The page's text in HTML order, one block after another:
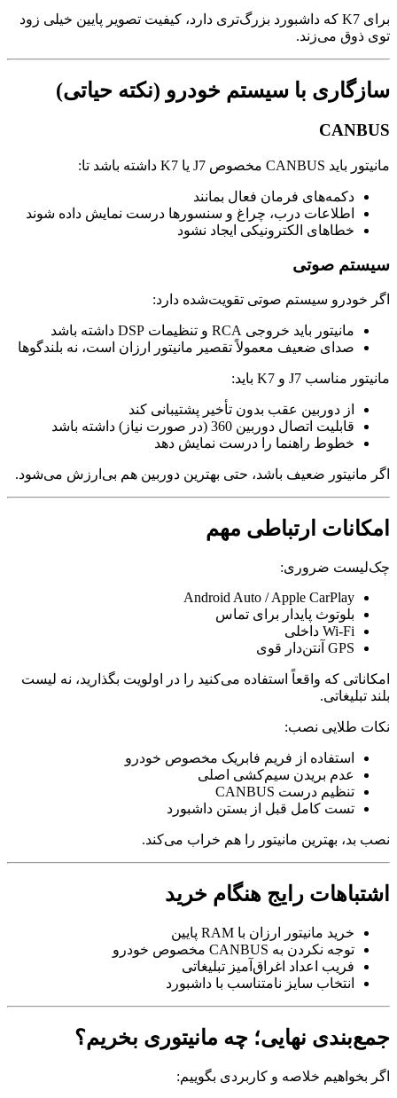
برای K7 که داشبورد بزرگ‌تری دارد، کیفیت تصویر پایین خیلی زود
توی ذوق می‌زند.
سازگاری با سیستم خودرو (نکته حیاتی)
CANBUS
مانیتور باید CANBUS مخصوص J7 یا K7 داشته باشد تا:
دکمه‌های فرمان فعال بمانند
اطلاعات درب، چراغ و سنسورها درست نمایش داده شوند
خطاهای الکترونیکی ایجاد نشود
سیستم صوتی
اگر خودرو سیستم صوتی تقویت‌شده دارد:
مانیتور باید خروجی RCA و تنظیمات DSP داشته باشد
صدای ضعیف معمولاً تقصیر مانیتور ارزان است، نه بلندگوها
مانیتور مناسب J7 و K7 باید:
از دوربین عقب بدون تأخیر پشتیبانی کند
قابلیت اتصال دوربین 360 (در صورت نیاز) داشته باشد
خطوط راهنما را درست نمایش دهد
اگر مانیتور ضعیف باشد، حتی بهترین دوربین هم بی‌ارزش می‌شود.
امکانات ارتباطی مهم
چک‌لیست ضروری:
Android Auto / Apple CarPlay
بلوتوث پایدار برای تماس
Wi-Fi داخلی
GPS آنتن‌دار قوی
امکاناتی که واقعاً استفاده می‌کنید را در اولویت بگذارید، نه لیست
بلند تبلیغاتی.
نکات طلایی نصب:
استفاده از فریم فابریک مخصوص خودرو
عدم بریدن سیم‌کشی اصلی
تنظیم درست CANBUS
تست کامل قبل از بستن داشبورد
نصب بد، بهترین مانیتور را هم خراب می‌کند.
اشتباهات رایج هنگام خرید
خرید مانیتور ارزان با RAM پایین
توجه نکردن به CANBUS مخصوص خودرو
فریب اعداد اغراق‌آمیز تبلیغاتی
انتخاب سایز نامتناسب با داشبورد
جمع‌بندی نهایی؛ چه مانیتوری بخریم؟
اگر بخواهیم خلاصه و کاربردی بگوییم: